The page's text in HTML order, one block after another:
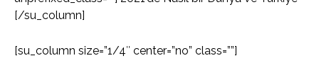
[/su_column]
[su_column size=”1/4″ center=”no” class=””]